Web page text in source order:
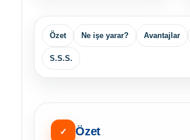
Özet Ne işe yarar? Avantajlar
S.S.S.
✓ Özet